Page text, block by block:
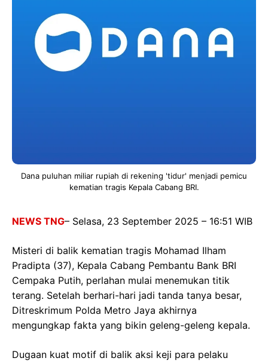
Dana puluhan miliar rupiah di rekening 'tidur' menjadi pemicu
kematian tragis Kepala Cabang BRI.
NEWS TNG– Selasa, 23 September 2025 – 16:51 WIB
Misteri di balik kematian tragis Mohamad Ilham
Pradipta (37), Kepala Cabang Pembantu Bank BRI
Cempaka Putih, perlahan mulai menemukan titik
terang. Setelah berhari-hari jadi tanda tanya besar,
Ditreskrimum Polda Metro Jaya akhirnya
mengungkap fakta yang bikin geleng-geleng kepala.
Dugaan kuat motif di balik aksi keji para pelaku